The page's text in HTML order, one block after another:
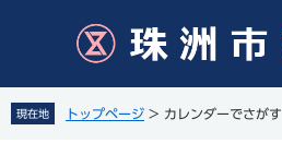
先
頭
を
飛
現在地 トップページ > カレンダーでさがす